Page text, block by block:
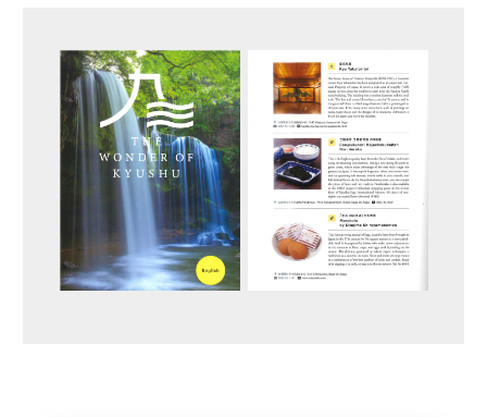
ご家庭用
取扱店舗
海外発送
ご利用ガイド